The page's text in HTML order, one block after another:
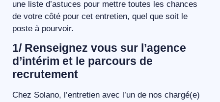
une liste d’astuces pour mettre toutes les chances
de votre côté pour cet entretien, quel que soit le
poste à pourvoir.
1/ Renseignez vous sur l’agence
d’intérim et le parcours de
recrutement
Chez Solano, l’entretien avec l’un de nos chargé(e)